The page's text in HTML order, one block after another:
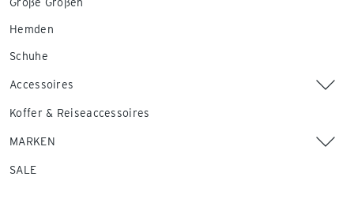
Hemden
Schuhe
Accessoires
Koffer & Reiseaccessoires
MARKEN
SALE